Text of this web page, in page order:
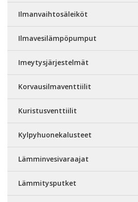
Ilmanvaihtosäleiköt
Ilmavesilämpöpumput
Imeytysjärjestelmät
Korvausilmaventtiilit
Kuristusventtiilit
Kylpyhuonekalusteet
Lämminvesivaraajat
Lämmitysputket